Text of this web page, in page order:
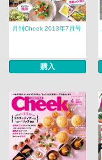
月刊Cheek 2013年7月号
購入